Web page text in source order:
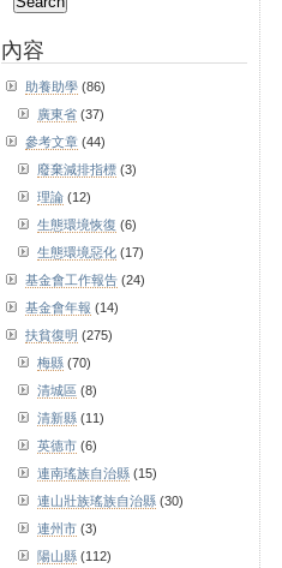
內容
助養助學 (86)
廣東省 (37)
參考文章 (44)
廢棄減排指標 (3)
理論 (12)
生態環境恢復 (6)
生態環境惡化 (17)
基金會工作報告 (24)
基金會年報 (14)
扶貧復明 (275)
梅縣 (70)
清城區 (8)
清新縣 (11)
英德市 (6)
連南瑤族自治縣 (15)
連山壯族瑤族自治縣 (30)
連州市 (3)
陽山縣 (112)